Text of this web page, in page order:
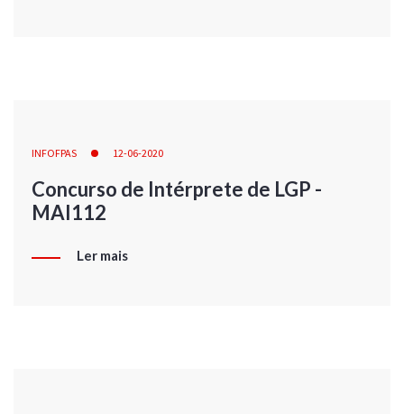
INFOFPAS 12-06-2020
Concurso de Intérprete de LGP -
MAI112
Ler mais